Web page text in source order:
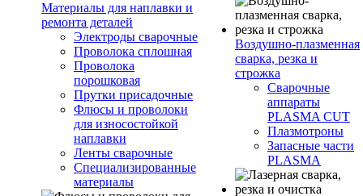
Материалы для наплавки и
ремонта деталей
Электроды сварочные
Проволока сплошная
Проволока
порошковая
Прутки присадочные
Флюсы и проволоки
для износостойкой
наплавки
Ленты сварочные
Специализированные
материалы
Воздушно-плазменная
сварка, резка и
строжка
Сварочные
аппараты
PLASMA CUT
Плазмотроны
Запасные части
PLASMA